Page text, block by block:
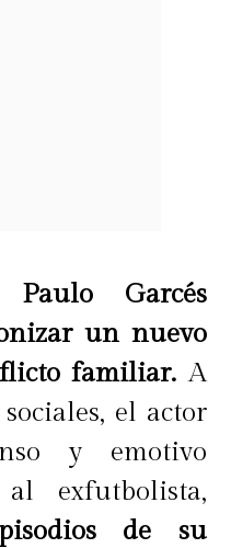
Garcés
un nuevo
familiar. A
el actor
y emotivo
exfutbolista,
de su